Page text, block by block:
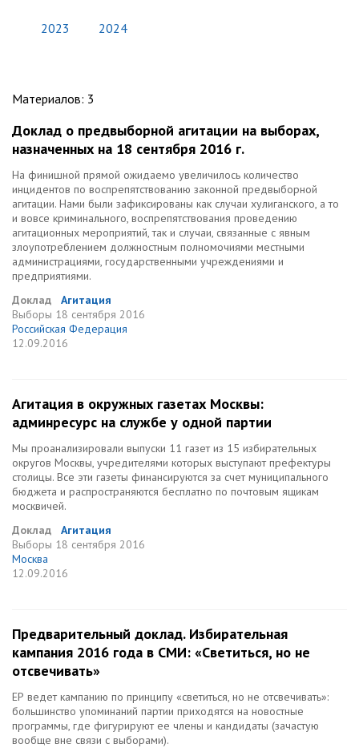
2023 2024
Материалов: 3
Доклад о предвыборной агитации на выборах,
назначенных на 18 сентября 2016 г.
На финишной прямой ожидаемо увеличилось количество
инцидентов по воспрепятствованию законной предвыборной
агитации. Нами были зафиксированы как случаи хулиганского, а то
и вовсе криминального, воспрепятствования проведению
агитационных мероприятий, так и случаи, связанные с явным
злоупотреблением должностным полномочиями местными
администрациями, государственными учреждениями и
предприятиями.
Доклад
Агитация
Выборы 18 сентября 2016
Российская Федерация
12.09.2016
Агитация в окружных газетах Москвы:
админресурс на службе у одной партии
Мы проанализировали выпуски 11 газет из 15 избирательных
округов Москвы, учредителями которых выступают префектуры
столицы. Все эти газеты финансируются за счет муниципального
бюджета и распространяются бесплатно по почтовым ящикам
москвичей.
Доклад
Агитация
Выборы 18 сентября 2016
Москва
12.09.2016
Предварительный доклад. Избирательная
кампания 2016 года в СМИ: «Светиться, но не
отсвечивать»
ЕР ведет кампанию по принципу «светиться, но не отсвечивать»:
большинство упоминаний партии приходятся на новостные
программы, где фигурируют ее члены и кандидаты (зачастую
вообще вне связи с выборами).